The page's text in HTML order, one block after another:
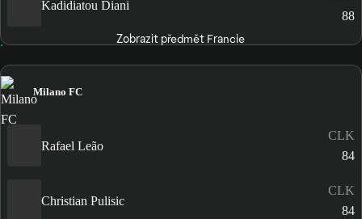
Kadidiatou Diani
88
Zobrazit předmět Francie
Milano FC
Rafael Leão
CLK
84
Christian Pulisic
CLK
84